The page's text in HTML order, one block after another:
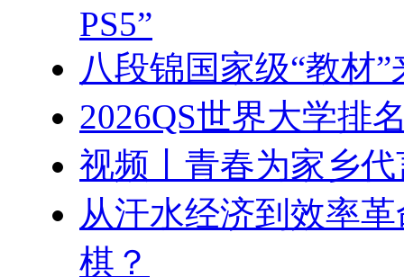
PS5”
八段锦国家级“教材
2026QS世界大学排
视频丨青春为家乡
从汗水经济到效率
棋？